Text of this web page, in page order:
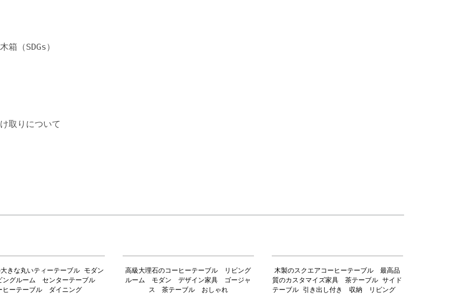
きな丸いティーテーブル モダン
グルーム センターテーブル
ヒーテーブル ダイニング
高級大理石のコーヒーテーブル リビング
ルーム モダン デザイン家具 ゴージャ
ス 茶テーブル おしゃれ
木製のスクエアコーヒーテーブル 最高品
質のカスタマイズ家具 茶テーブル サイド
テーブル 引き出し付き 収納 リビング